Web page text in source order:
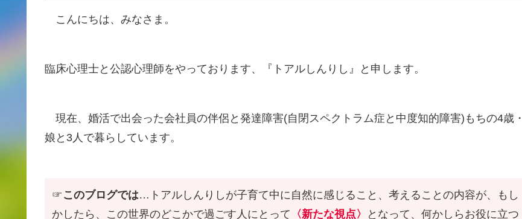
こんにちは、みなさま。
臨床心理士と公認心理師をやっております、『トアルしんりし』と申します。
現在、婚活で出会った会社員の伴侶と発達障害(自閉スペクトラム症と中度知的障害)もちの4歳・
娘と3人で暮らしています。
☞ このブログでは…トアルしんりしが子育て中に自然に感じること、考えることの内容が、もし
かしたら、この世界のどこかで過ごす人にとって 〈新たな視点〉
となって、何かしらお役に立つ